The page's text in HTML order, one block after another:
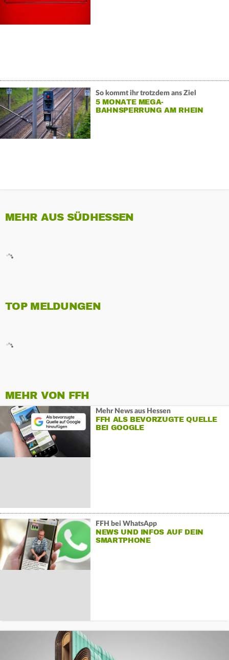
So kommt ihr trotzdem ans Ziel
5 MONATE MEGA-
BAHNSPERRUNG AM RHEIN
MEHR AUS SÜDHESSEN
TOP MELDUNGEN
MEHR VON FFH
Mehr News aus Hessen
FFH ALS BEVORZUGTE QUELLE
BEI GOOGLE
FFH bei WhatsApp
NEWS UND INFOS AUF DEIN
SMARTPHONE